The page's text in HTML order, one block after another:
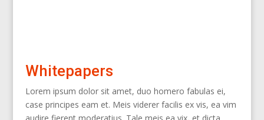
Whitepapers
Lorem ipsum dolor sit amet, duo homero fabulas ei,
case principes eam et. Meis viderer facilis ex vis, ea vim